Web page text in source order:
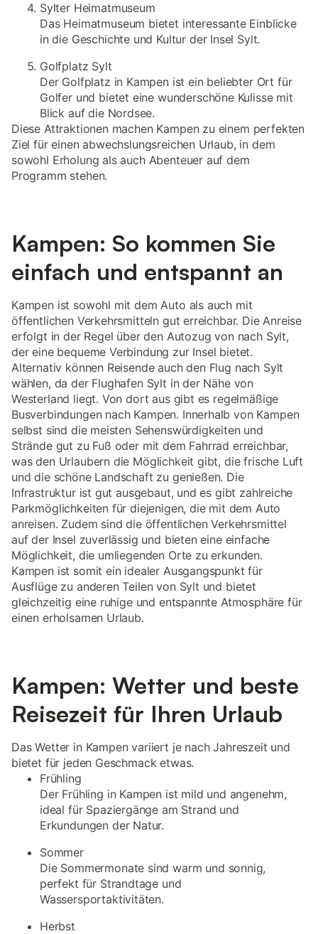
Sylter Heimatmuseum
Das Heimatmuseum bietet interessante Einblicke
in die Geschichte und Kultur der Insel Sylt.
Golfplatz Sylt
Der Golfplatz in Kampen ist ein beliebter Ort für
Golfer und bietet eine wunderschöne Kulisse mit
Blick auf die Nordsee.
Diese Attraktionen machen Kampen zu einem perfekten
Ziel für einen abwechslungsreichen Urlaub, in dem
sowohl Erholung als auch Abenteuer auf dem
Programm stehen.
Kampen: So kommen Sie
einfach und entspannt an
Kampen ist sowohl mit dem Auto als auch mit
öffentlichen Verkehrsmitteln gut erreichbar. Die Anreise
erfolgt in der Regel über den Autozug von nach Sylt,
der eine bequeme Verbindung zur Insel bietet.
Alternativ können Reisende auch den Flug nach Sylt
wählen, da der Flughafen Sylt in der Nähe von
Westerland liegt. Von dort aus gibt es regelmäßige
Busverbindungen nach Kampen. Innerhalb von Kampen
selbst sind die meisten Sehenswürdigkeiten und
Strände gut zu Fuß oder mit dem Fahrrad erreichbar,
was den Urlaubern die Möglichkeit gibt, die frische Luft
und die schöne Landschaft zu genießen. Die
Infrastruktur ist gut ausgebaut, und es gibt zahlreiche
Parkmöglichkeiten für diejenigen, die mit dem Auto
anreisen. Zudem sind die öffentlichen Verkehrsmittel
auf der Insel zuverlässig und bieten eine einfache
Möglichkeit, die umliegenden Orte zu erkunden.
Kampen ist somit ein idealer Ausgangspunkt für
Ausflüge zu anderen Teilen von Sylt und bietet
gleichzeitig eine ruhige und entspannte Atmosphäre für
einen erholsamen Urlaub.
Kampen: Wetter und beste
Reisezeit für Ihren Urlaub
Das Wetter in Kampen variiert je nach Jahreszeit und
bietet für jeden Geschmack etwas.
Frühling
Der Frühling in Kampen ist mild und angenehm,
ideal für Spaziergänge am Strand und
Erkundungen der Natur.
Sommer
Die Sommermonate sind warm und sonnig,
perfekt für Strandtage und
Wassersportaktivitäten.
Herbst